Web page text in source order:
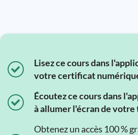
Lisez ce cours dans
votre certificat
Écoutez ce cours dans
à allumer l'écran de
Obtenez un accès 100 %